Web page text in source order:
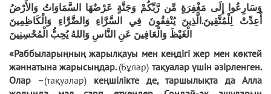
وَسَارِعُوا إِلَى مَغْفِرَةٍ مِّن رَّبِّكُمْ وَجَنَّةٍ عَرْضُهَا السَّمَاوَاتُ وَالأَرْضُ
أُعِدِّتْ لِلْمُتَّقِينَ.الَّذِينَ يُنْفِقُونَ فِي السَّرَّاءِ وَالضَّرَّاءِ وَالْكَاظِمِينَ
الْغَيْظَ وَالْعَافِينَ عَنِ النَّاسِ وَاللهُ يُحِبُّ الْمُحْسِنِينَ
«Раббыларыңның жарылқауы мен кеңдігі жер мен көктей
жәннатына жарысыңдар.(Бұлар) тақуалар үшін әзірленген.
Олар –(тақуалар)кеңшілікте де, таршылықта да Алла